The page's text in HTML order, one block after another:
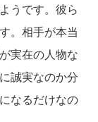
うです。彼ら
。相手が本当
実在の人物な
誠実なのか分
なるだけなの